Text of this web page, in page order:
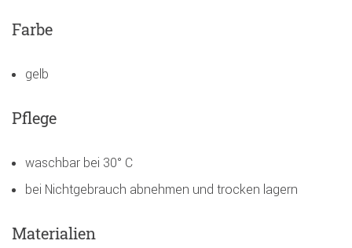
Farbe
gelb
Pflege
waschbar bei 30° C
bei Nichtgebrauch abnehmen und trocken lagern
Materialien